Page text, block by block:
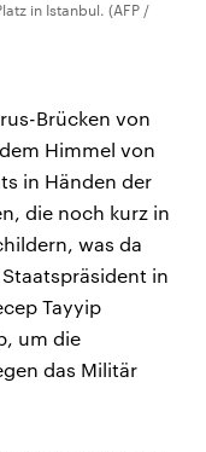
in Istanbul. (AFP /
Brücken von
Himmel von
in Händen der
die noch kurz in
was da
in
Tayyip
um die
das Militär